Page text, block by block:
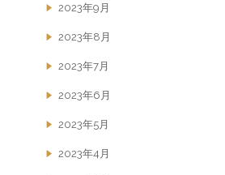
2023年9月
2023年8月
2023年7月
2023年6月
2023年5月
2023年4月